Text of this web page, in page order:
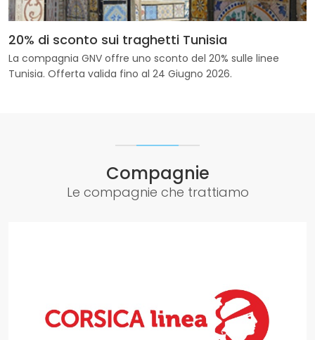
20% di sconto sui traghetti Tunisia
La compagnia GNV offre uno sconto del 20% sulle linee
Tunisia. Offerta valida fino al 24 Giugno 2026.
Compagnie
Le compagnie che trattiamo